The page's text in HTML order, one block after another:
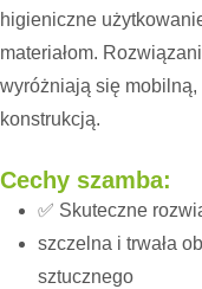
higieniczne
materiałom.
wyróżniają się mobilną,
konstrukcją.
Cechy szamba:
✅ Skuteczne
szczelna i trwała
sztucznego